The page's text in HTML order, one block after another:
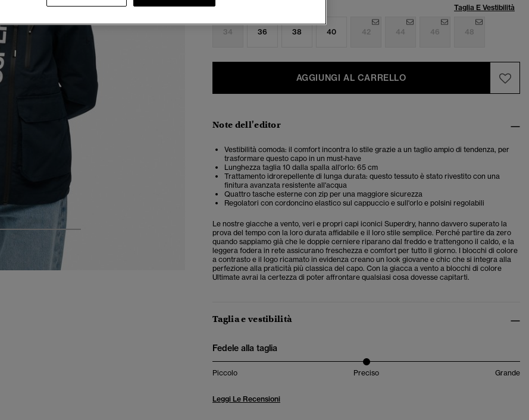
Seleziona Taglia: Taglia E Vestibilità
34 36 38 40 42 44 46 48
AGGIUNGI AL CARRELLO
Note dell'editor
Vestibilità comoda: il comfort incontra lo stile grazie a un taglio ampio di tendenza, per
trasformare questo capo in un must-have
Lunghezza taglia 10 dalla spalla all'orlo: 65 cm
Trattamento idrorepellente di lunga durata: questo tessuto è stato rivestito con una
finitura avanzata resistente all'acqua
Quattro tasche esterne con zip per una maggiore sicurezza
Regolatori con cordoncino elastico sul cappuccio e sull'orlo e polsini regolabili
Le nostre giacche a vento, veri e propri capi iconici Superdry, hanno davvero superato la
prova del tempo con la loro durata affidabile e il loro stile semplice. Perché partire da zero
quando sappiamo già che le doppie cerniere riparano dal freddo e trattengono il caldo, e la
leggera fodera in rete assicurano freschezza e comfort per tutto il giorno. I blocchi di colore
a contrasto e il logo ricamato in evidenza creano un look giovane e chic che si integra alla
perfezione alla praticità più classica del capo. Con la giacca a vento a blocchi di colore
Ultimate avrai la certezza di poter affrontare qualsiasi cosa dovesse capitarti.
Taglia e vestibilità
Fedele alla taglia
Piccolo Preciso Grande
Leggi Le Recensioni